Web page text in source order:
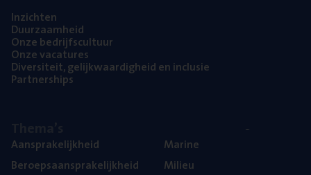
Inzich­ten
Duur­zaam­heid
Onze bedrijfs­cul­tuur
Onze vaca­tu­res
Diver­si­teit, gelijk­waar­dig­heid en inclusie
Part­ner­ships
Aan­spra­ke­lijk­heid
Beroeps­aan­spra­ke­lijk­heid
Mari­ne
Mili­eu